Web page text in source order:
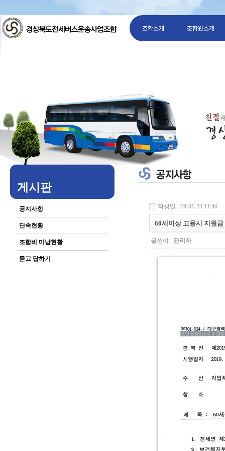
조합소개 조합원소개
게시판
공지사항
단속현황
조합비 미납현황
묻고 답하기
작성일 : 19-01-23 11:40
60세이상 고용시 지원
글쓴이 : 관리자